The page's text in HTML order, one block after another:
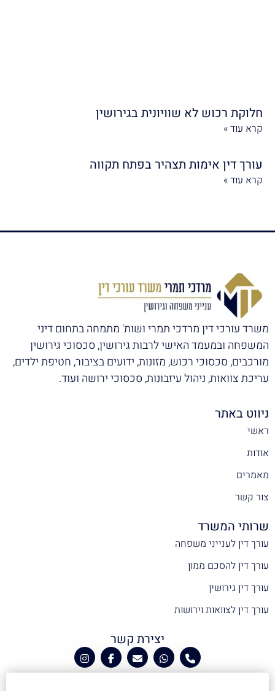
חלוקת רכוש לא שוויונית בגירושין
קרא עוד »
עורך דין אימות תצהיר בפתח תקווה
קרא עוד »
משרד עורכי דין מרדכי תמרי ושות' מתמחה בתחום דיני
המשפחה ובמעמד האישי לרבות גירושין, סכסוכי גירושין
מורכבים, סכסוכי רכוש, מזונות, ידועים בציבור, חטיפת ילדים,
עריכת צוואות, ניהול עיזבונות, סכסוכי ירושה ועוד.
ניווט באתר
ראשי
אודות
מאמרים
צור קשר
שרותי המשרד
עורך דין לענייני משפחה
עורך דין להסכם ממון
עורך דין גירושין
עורך דין לצוואות וירושות
יצירת קשר